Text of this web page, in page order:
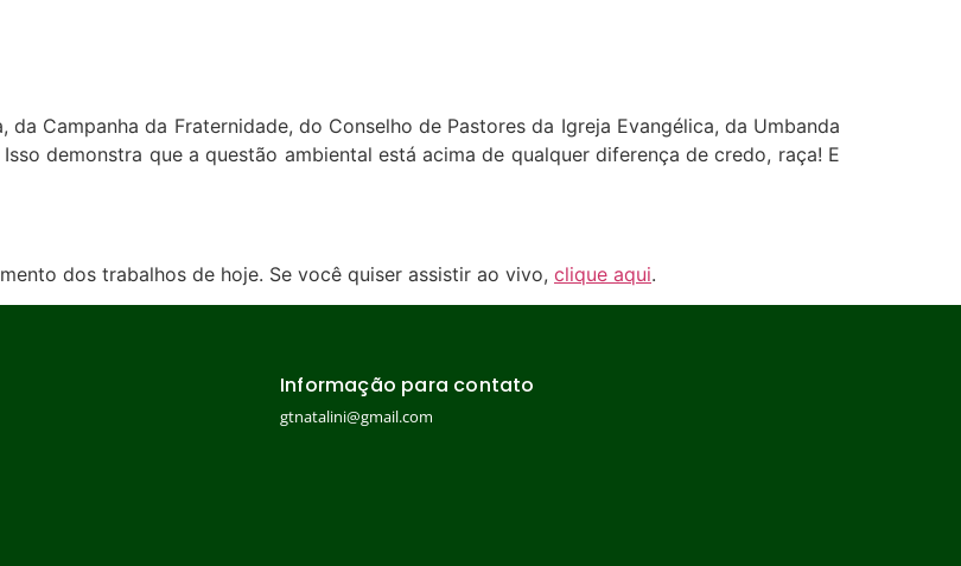
Campanha da Fraternidade, do Conselho de Pastores da Igreja Evangélica, da Umbanda
demonstra que a questão ambiental está acima de qualquer diferença de credo, raça! E
dos trabalhos de hoje. Se você quiser assistir ao vivo, clique aqui.
Informação para contato
gtnatalini@gmail.com